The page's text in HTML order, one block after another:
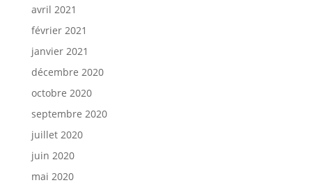
avril 2021
février 2021
janvier 2021
décembre 2020
octobre 2020
septembre 2020
juillet 2020
juin 2020
mai 2020